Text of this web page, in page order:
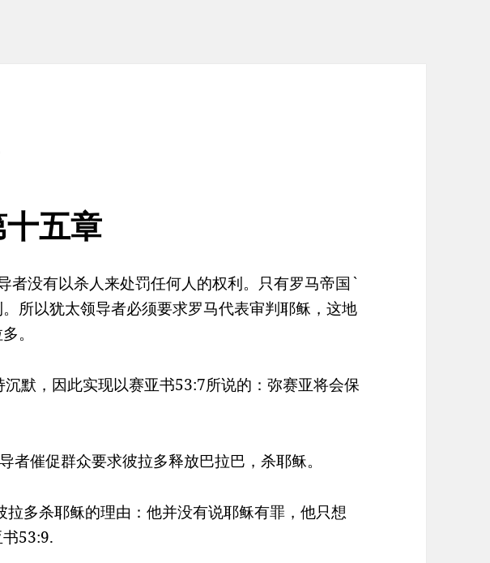
五章
者没有以杀人来处罚任何人的权利。只有罗马帝国`
所以犹太领导者必须要求罗马代表审判耶稣，这地
。
默，因此实现以赛亚书53:7所说的：弥赛亚将会保
者催促群众要求彼拉多释放巴拉巴，杀耶稣。
多杀耶稣的理由：他并没有说耶稣有罪，他只想
53:9.